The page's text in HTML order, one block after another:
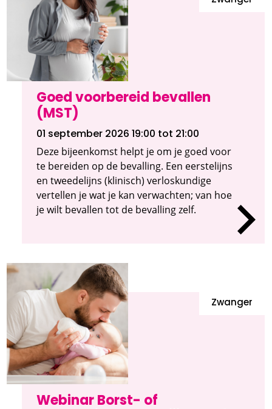
Goed voorbereid bevallen
(MST)
01 september 2026 19:00 tot 21:00
Deze bijeenkomst helpt je om je goed voor
te bereiden op de bevalling. Een eerstelijns
en tweedelijns (klinisch) verloskundige
vertellen je wat je kan verwachten; van hoe
je wilt bevallen tot de bevalling zelf.
Webinar Borst- of
Zwanger